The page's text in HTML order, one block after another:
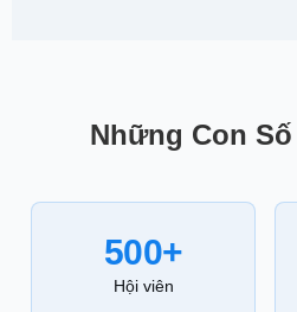
Những Con
500+
Hội viên